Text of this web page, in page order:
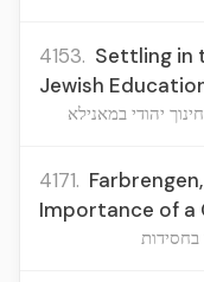
4153. Settling in
Jewish
יהודי במאנילא
4171.
Importance of a